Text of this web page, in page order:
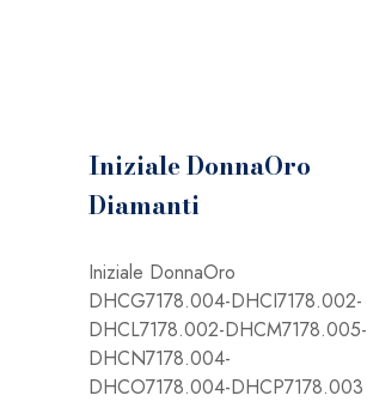
Iniziale DonnaOro
Diamanti
Iniziale DonnaOro
DHCG7178.004-DHCI7178.002-
DHCL7178.002-DHCM7178.005-
DHCN7178.004-
DHCO7178.004-DHCP7178.003